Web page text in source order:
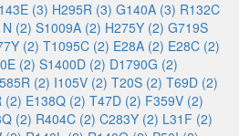
(3) H295R (3) G140A (3) R132C
(2) S1009A (2) H275Y (2) G719S
(2) T1095C (2) E28A (2) E28C (2)
(2) S1400D (2) D1790G (2)
(2) I105V (2) T20S (2) T69D (2)
(2) E138Q (2) T47D (2) F359V (2)
(2) R404C (2) C283Y (2) L31F (2)